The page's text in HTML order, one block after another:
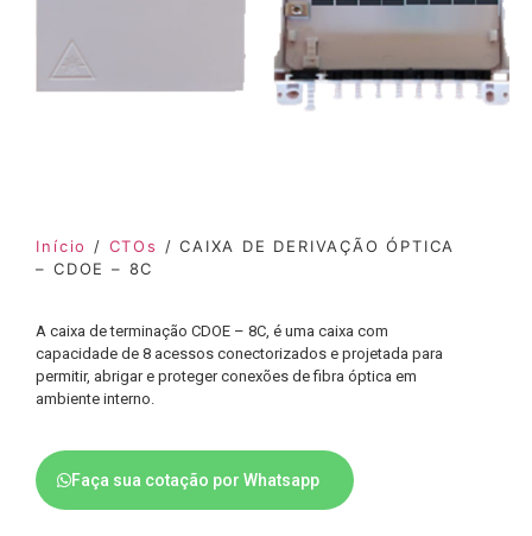
Início / CTOs
/ CAIXA DE DERIVAÇÃO ÓPTICA
– CDOE – 8C
A caixa de terminação CDOE – 8C, é uma caixa com
capacidade de 8 acessos conectorizados e projetada para
permitir, abrigar e proteger conexões de fibra óptica em
ambiente interno.
Faça sua cotação por Whatsapp